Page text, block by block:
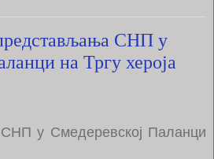
СНП у
на Тргу хероја
у Смедеревској Паланци